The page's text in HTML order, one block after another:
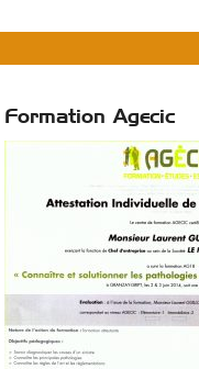
Formation Agecic